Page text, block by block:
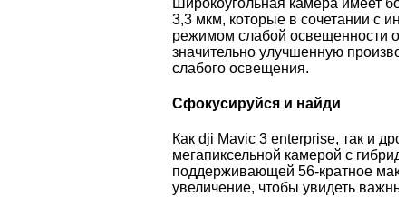
3,3 мкм, которые в сочетании с
режимом слабой освещенности
значительно улучшенную
слабого освещения.
Сфокусируйся и найди
Как dji Mavic 3 enterprise, так и
мегапиксельной камерой с
поддерживающей 56-кратное
увеличение, чтобы увидеть